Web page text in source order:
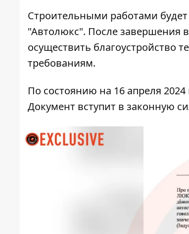
Строительными работами
"Автолюкс". После завершения
осуществить благоустройство
требованиям.
По состоянию на 16 апреля
Документ вступит в законную